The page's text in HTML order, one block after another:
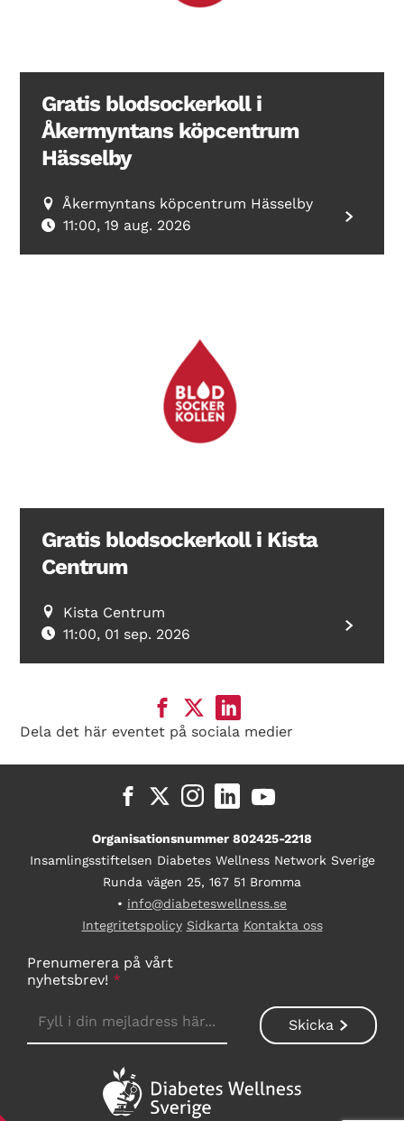
Gratis blodsockerkoll i
Åkermyntans köpcentrum
Hässelby
Åkermyntans köpcentrum Hässelby
11:00, 19 aug. 2026
Gratis blodsockerkoll i Kista
Centrum
Kista Centrum
11:00, 01 sep. 2026
Dela det här eventet på sociala medier
Organisationsnummer 802425-2218
Insamlingsstiftelsen Diabetes Wellness Network Sverige
Runda vägen 25, 167 51 Bromma
• info@diabeteswellness.se
Integritetspolicy Sidkarta Kontakta oss
Prenumerera på vårt
nyhetsbrev! *